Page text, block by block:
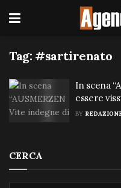
Tag: #sartirenato
In scena
essere
BY
CERCA